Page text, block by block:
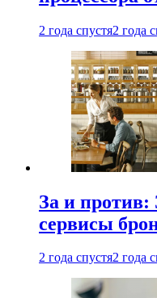
2 года спустя2 года
За и против:
сервисы
2 года спустя2 года